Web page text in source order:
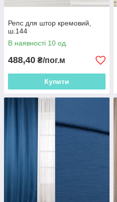
Репс для штор кремовий,
ш.144
В наявності 10 од.
488,40 ₴/пог.м
Купити